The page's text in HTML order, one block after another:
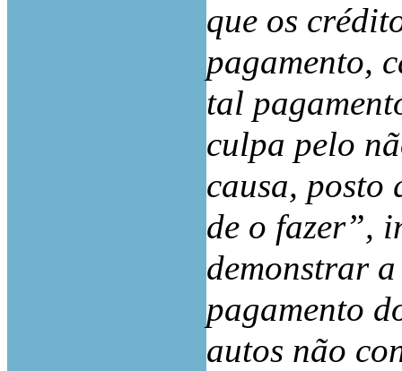
que os
pagamento,
tal
culpa pelo
causa, posto
de o fazer”,
demonstrar
pagamento
autos não